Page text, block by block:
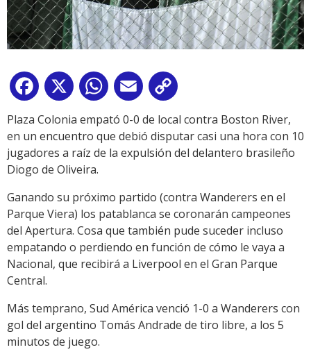
Facebook
X WhatsApp
Email
Link
Plaza Colonia empató 0-0 de local contra Boston River,
en un encuentro que debió disputar casi una hora con 10
jugadores a raíz de la expulsión del delantero brasileño
Diogo de Oliveira.
Ganando su próximo partido (contra Wanderers en el
Parque Viera) los patablanca se coronarán campeones
del Apertura. Cosa que también pude suceder incluso
empatando o perdiendo en función de cómo le vaya a
Nacional, que recibirá a Liverpool en el Gran Parque
Central.
Más temprano, Sud América venció 1-0 a Wanderers con
gol del argentino Tomás Andrade de tiro libre, a los 5
minutos de juego.